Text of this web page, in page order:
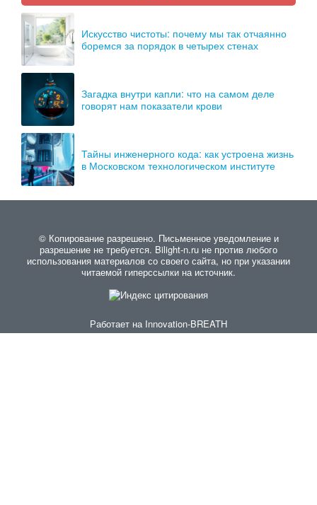
Искусство чистоты: почему мы так отчаянно
боремся за порядок в четырех стенах
Загадка внутри капли: что на самом деле
говорят нам показатели крови
Тайны инженерного кода: как устроена жизнь
в Московском технологическом институте
© Копирование разрешено. Письменное уведомление и
разрешение не требуется. Bilight-n.ru не против любого
использования материалов со своего сайта, но при указании
читаемой гиперссылки на источник.
Работает на Innovation-BREATH